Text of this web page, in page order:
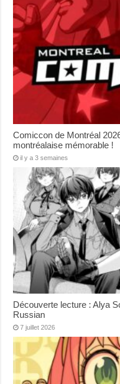
Comiccon de Montréal
montréalaise mémorable !
il y a 3 semaines
Découverte lecture : Alya
Russian
7 juillet 2026